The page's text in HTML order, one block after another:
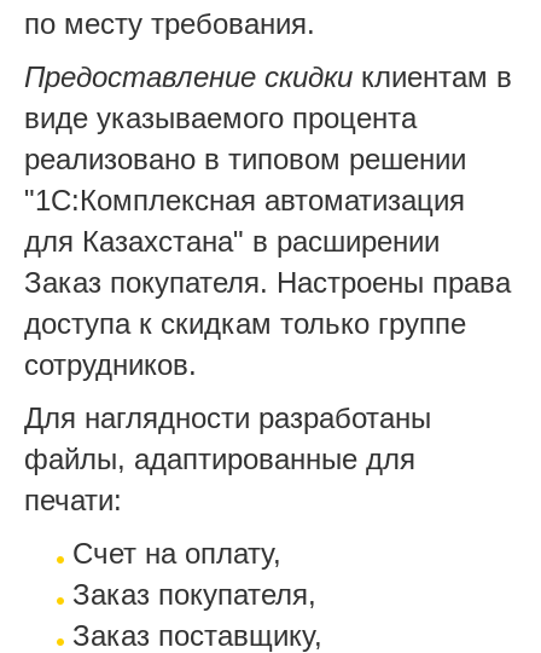
по месту требования.
Предоставление скидки клиентам в
виде указываемого процента
реализовано в типовом решении
"1С:Комплексная автоматизация
для Казахстана" в расширении
Заказ покупателя. Настроены права
доступа к скидкам только группе
сотрудников.
Для наглядности разработаны
файлы, адаптированные для
печати:
Счет на оплату,
Заказ покупателя,
Заказ поставщику,